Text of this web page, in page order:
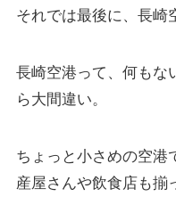
それでは最後に、長崎
長崎空港って、何もな
ら大間違い。
ちょっと小さめの空港
産屋さんや飲食店も揃